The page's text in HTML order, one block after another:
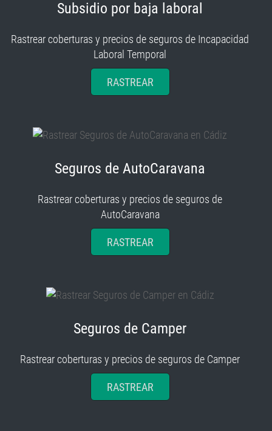
Subsidio por baja laboral
Rastrear coberturas y precios de seguros de Incapacidad
Laboral Temporal
RASTREAR
Seguros de AutoCaravana
Rastrear coberturas y precios de seguros de
AutoCaravana
RASTREAR
Seguros de Camper
Rastrear coberturas y precios de seguros de Camper
RASTREAR